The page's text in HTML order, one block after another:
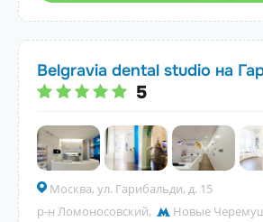
Belgravia dental studio на
5
Москва, ул. Гарибальди, д. 15
р-н Ломоносовский, Новые